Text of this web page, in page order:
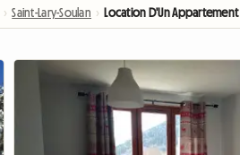
› Saint-Lary-Soulan › Location D'Un Appartement